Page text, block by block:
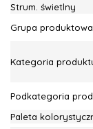
Strum. świetlny
Grupa produktowa
Kategoria
Podkategoria
Paleta